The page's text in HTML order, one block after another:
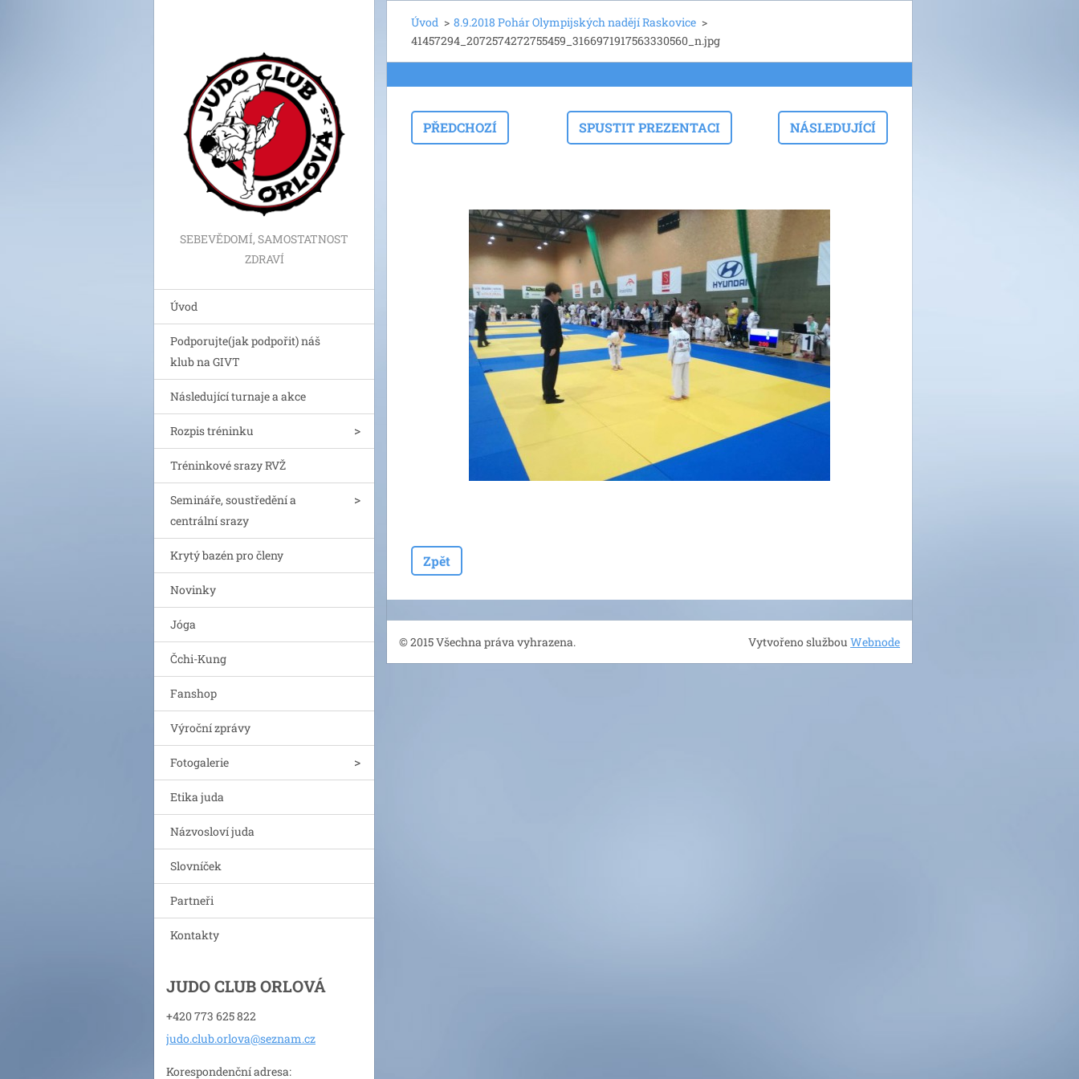
SEBEVĚDOMÍ, SAMOSTATNOST
ZDRAVÍ
Úvod
Podporujte(jak podpořit) náš
klub na GIVT
Následující turnaje a akce
Rozpis tréninku
Tréninkové srazy RVŽ
Semináře, soustředění a
centrální srazy
Krytý bazén pro členy
Novinky
Jóga
Čchi-Kung
Fanshop
Výroční zprávy
Fotogalerie
Etika juda
Názvosloví juda
Slovníček
Partneři
Kontakty
JUDO CLUB ORLOVÁ
+420 773 625 822
judo.club.orlova@seznam.cz
Korespondenční adresa:
Úvod > 8.9.2018 Pohár Olympijských nadějí Raskovice >
41457294_2072574272755459_3166971917563330560_n.jpg
PŘEDCHOZÍ SPUSTIT PREZENTACI NÁSLEDUJÍCÍ
Zpět
© 2015 Všechna práva vyhrazena. Vytvořeno službouWebnode